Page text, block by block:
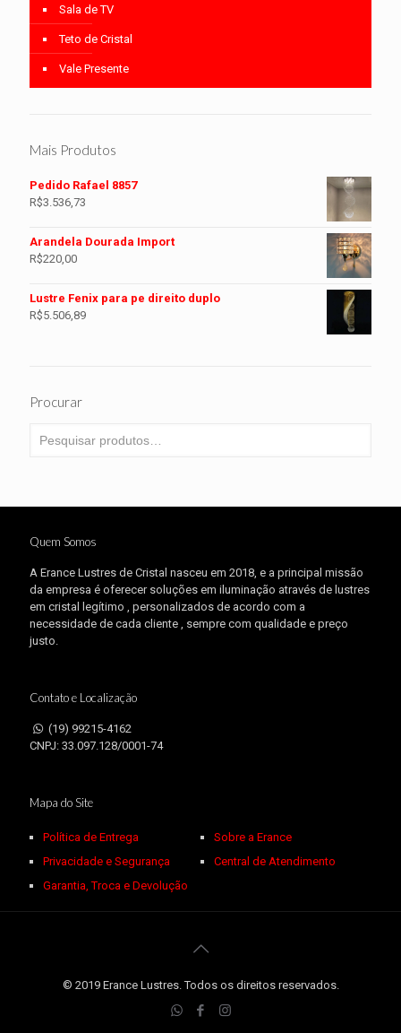
Sala de TV
Teto de Cristal
Vale Presente
Mais Produtos
Pedido Rafael 8857
R$3.536,73
Arandela Dourada Import
R$220,00
Lustre Fenix para pe direito duplo
R$5.506,89
Procurar
Quem Somos
A Erance Lustres de Cristal nasceu em 2018, e a principal missão
da empresa é oferecer soluções em iluminação através de lustres
em cristal legítimo , personalizados de acordo com a
necessidade de cada cliente , sempre com qualidade e preço
justo.
Contato e Localização
(19) 99215-4162
CNPJ: 33.097.128/0001-74
Mapa do Site
Política de Entrega
Privacidade e Segurança
Garantia, Troca e Devolução
Sobre a Erance
Central de Atendimento
© 2019 Erance Lustres. Todos os direitos reservados.